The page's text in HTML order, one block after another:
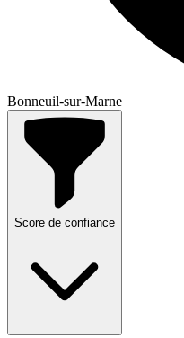
Bonneuil-sur-Marne
Score de confiance